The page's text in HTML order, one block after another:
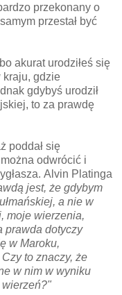
przekonany o
przestał być
akurat urodziłeś się
kraju, gdzie
gdybyś urodził
to za prawdę
poddał się
odwrócić i
Alvin Platinga
jest, że gdybym
a nie w
moje wierzenia,
prawda dotyczy
w Maroku,
to znaczy, że
w nim w wyniku
wierzeń?"